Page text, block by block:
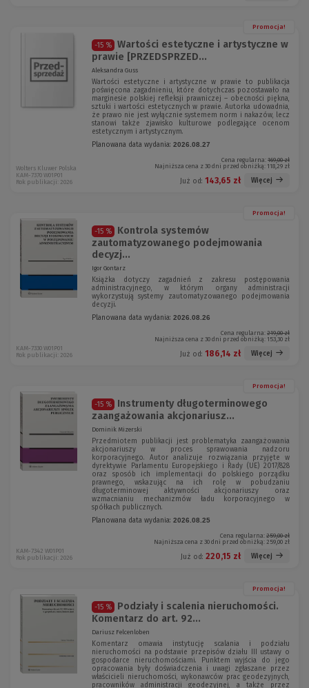
Promocja!
-15 %
Wartości estetyczne i artystyczne w
prawie [PRZEDSPRZED...
Aleksandra Guss
Wartości estetyczne i artystyczne w prawie to publikacja
poświęcona zagadnieniu, które dotychczas pozostawało na
marginesie polskiej refleksji prawniczej – obecności piękna,
sztuki i wartości estetycznych w prawie. Autorka udowadnia,
że prawo nie jest wyłącznie systemem norm i nakazów, lecz
stanowi także zjawisko kulturowe podlegające ocenom
estetycznym i artystycznym.
Planowana data wydania: 2026.08.27
Cena regularna: 169,00 zł
Najniższa cena z 30 dni przed obniżką: 118,29 zł
Już od: 143,65 zł Więcej
Wolters Kluwer Polska
KAM-7370 W01P01
Rok publikacji: 2026
Promocja!
-15 %
Kontrola systemów
zautomatyzowanego podejmowania
decyzj...
Igor Gontarz
Książka dotyczy zagadnień z zakresu postępowania
administracyjnego, w którym organy administracji
wykorzystują systemy zautomatyzowanego podejmowania
decyzji.
Planowana data wydania: 2026.08.26
Cena regularna: 219,00 zł
Najniższa cena z 30 dni przed obniżką: 153,30 zł
Już od: 186,14 zł Więcej
KAM-7330 W01P01
Rok publikacji: 2026
Promocja!
-15 %
Instrumenty długoterminowego
zaangażowania akcjonariusz...
Dominik Mizerski
Przedmiotem publikacji jest problematyka zaangażowania
akcjonariuszy w proces sprawowania nadzoru
korporacyjnego. Autor analizuje rozwiązania przyjęte w
dyrektywie Parlamentu Europejskiego i Rady (UE) 2017/828
oraz sposób ich implementacji do polskiego porządku
prawnego, wskazując na ich rolę w pobudzaniu
długoterminowej aktywności akcjonariuszy oraz
wzmacnianiu mechanizmów ładu korporacyjnego w
spółkach publicznych.
Planowana data wydania: 2026.08.25
Cena regularna: 259,00 zł
Najniższa cena z 30 dni przed obniżką: 259,00 zł
Już od: 220,15 zł Więcej
KAM-7342 W01P01
Rok publikacji: 2026
Promocja!
-15 %
Podziały i scalenia nieruchomości.
Komentarz do art. 92...
Dariusz Felcenloben
Komentarz omawia instytucję scalania i podziału
nieruchomości na podstawie przepisów działu III ustawy o
gospodarce nieruchomościami. Punktem wyjścia do jego
opracowania były doświadczenia i uwagi zgłaszane przez
właścicieli nieruchomości, wykonawców prac geodezyjnych,
pracowników administracji geodezyjnej, a także przez